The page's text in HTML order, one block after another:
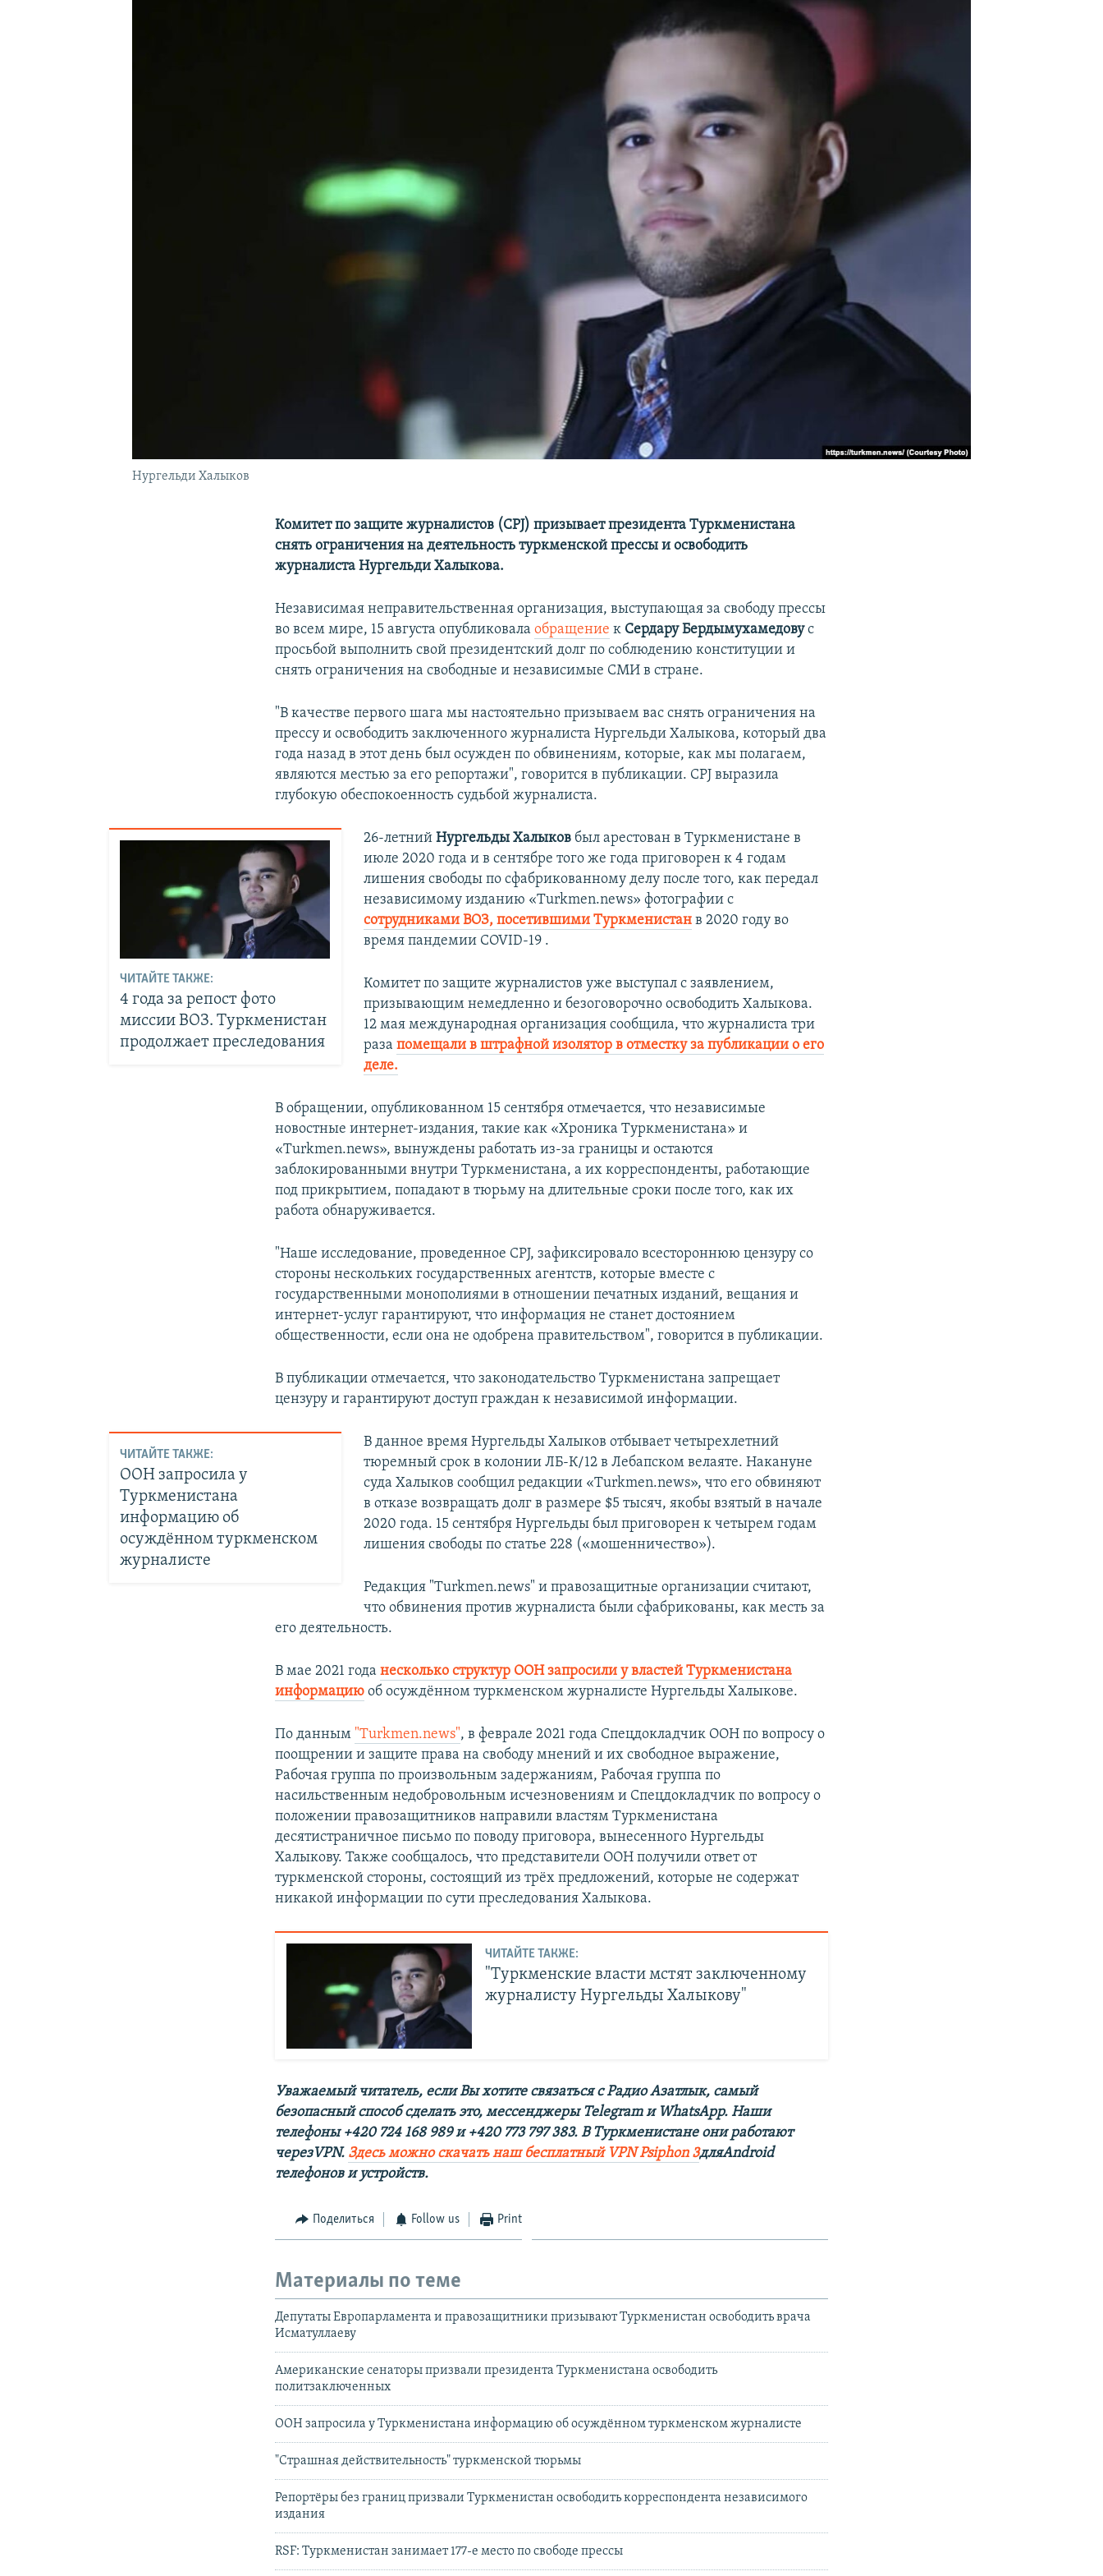
Нургельди Халыков
Комитет по защите журналистов (CPJ) призывает президента Туркменистана
снять ограничения на деятельность туркменской прессы и освободить
журналиста Нургельди Халыкова.
Независимая неправительственная организация, выступающая за свободу прессы
во всем мире, 15 августа опубликовалаобращение к Сердару Бердымухамедовус
просьбой выполнить свой президентский долг по соблюдению конституции и
снять ограничения на свободные и независимые СМИ в стране.
"В качестве первого шага мы настоятельно призываем вас снять ограничения на
прессу и освободить заключенного журналиста Нургельди Халыкова, который два
года назад в этот день был осужден по обвинениям, которые, как мы полагаем,
являются местью за его репортажи", говорится в публикации. CPJ выразила
глубокую обеспокоенность судьбой журналиста.
ЧИТАЙТЕ ТАКЖЕ:
4 года за репост фото
миссии ВОЗ. Туркменистан
продолжает преследования
26-летний Нургельды Халыковбыл арестован в Туркменистане в
июле 2020 года и в сентябре того же года приговорен к 4 годам
лишения свободы по сфабрикованному делу после того, как передал
независимому изданию «Turkmen.news» фотографии c
сотрудниками ВОЗ, посетившими Туркменистанв 2020 году во
время пандемии COVID-19 .
Комитет по защите журналистов уже выступал с заявлением,
призывающим немедленно и безоговорочно освободить Халыкова.
12 мая международная организация сообщила, что журналиста три
раза помещали в штрафной изолятор в отместку за публикации о его
деле.
В обращении, опубликованном 15 сентября отмечается, что независимые
новостные интернет-издания, такие как «Хроника Туркменистана» и
«Turkmen.news», вынуждены работать из-за границы и остаются
заблокированными внутри Туркменистана, а их корреспонденты, работающие
под прикрытием, попадают в тюрьму на длительные сроки после того, как их
работа обнаруживается.
"Наше исследование, проведенное CPJ, зафиксировало всестороннюю цензуру со
стороны нескольких государственных агентств, которые вместе с
государственными монополиями в отношении печатных изданий, вещания и
интернет-услуг гарантируют, что информация не станет достоянием
общественности, если она не одобрена правительством", говорится в публикации.
В публикации отмечается, что законодательство Туркменистана запрещает
цензуру и гарантируют доступ граждан к независимой информации.
ЧИТАЙТЕ ТАКЖЕ:
ООН запросила у
Туркменистана
информацию об
осуждённом туркменском
журналисте
В данное время Нургельды Халыков отбывает четырехлетний
тюремный срок в колонии ЛБ-К/12 в Лебапском велаяте. Накануне
суда Халыков сообщил редакции «Turkmen.news», что его обвиняют
в отказе возвращать долг в размере $5 тысяч, якобы взятый в начале
2020 года. 15 сентября Нургельды был приговорен к четырем годам
лишения свободы по статье 228 («мошенничество»).
Редакция "Turkmen.news" и правозащитные организации считают,
что обвинения против журналиста были сфабрикованы, как месть за
его деятельность.
В мае 2021 годанесколько структур ООН запросили у властей Туркменистана
информацию об осуждённом туркменском журналисте Нургельды Халыкове.
По данным "Turkmen.news", в феврале 2021 года Спецдокладчик ООН по вопросу о
поощрении и защите права на свободу мнений и их свободное выражение,
Рабочая группа по произвольным задержаниям, Рабочая группа по
насильственным недобровольным исчезновениям и Спецдокладчик по вопросу о
положении правозащитников направили властям Туркменистана
десятистраничное письмо по поводу приговора, вынесенного Нургельды
Халыкову. Также сообщалось, что представители ООН получили ответ от
туркменской стороны, состоящий из трёх предложений, которые не содержат
никакой информации по сути преследования Халыкова.
ЧИТАЙТЕ ТАКЖЕ:
"Туркменские власти мстят заключенному
журналисту Нургельды Халыкову"
Уважаемый читатель, если Вы хотите связаться с Радио Азатлык, самый
безопасный способ сделать это, мессенджеры Telegram и WhatsApp. Наши
телефоны +420 724 168 989 и +420 773 797 383. В Туркменистане они работают
черезVPN. Здесь можно скачать наш бесплатный VPN Psiphon 3дляAndroid
телефонов и устройств.
Поделиться Follow us Print
Материалы по теме
Депутаты Европарламента и правозащитники призывают Туркменистан освободить врача
Исматуллаеву
Американские сенаторы призвали президента Туркменистана освободить
политзаключенных
ООН запросила у Туркменистана информацию об осуждённом туркменском журналисте
"Страшная действительность" туркменской тюрьмы
Репортёры без границ призвали Туркменистан освободить корреспондента независимого
издания
RSF: Туркменистан занимает 177-е место по свободе прессы